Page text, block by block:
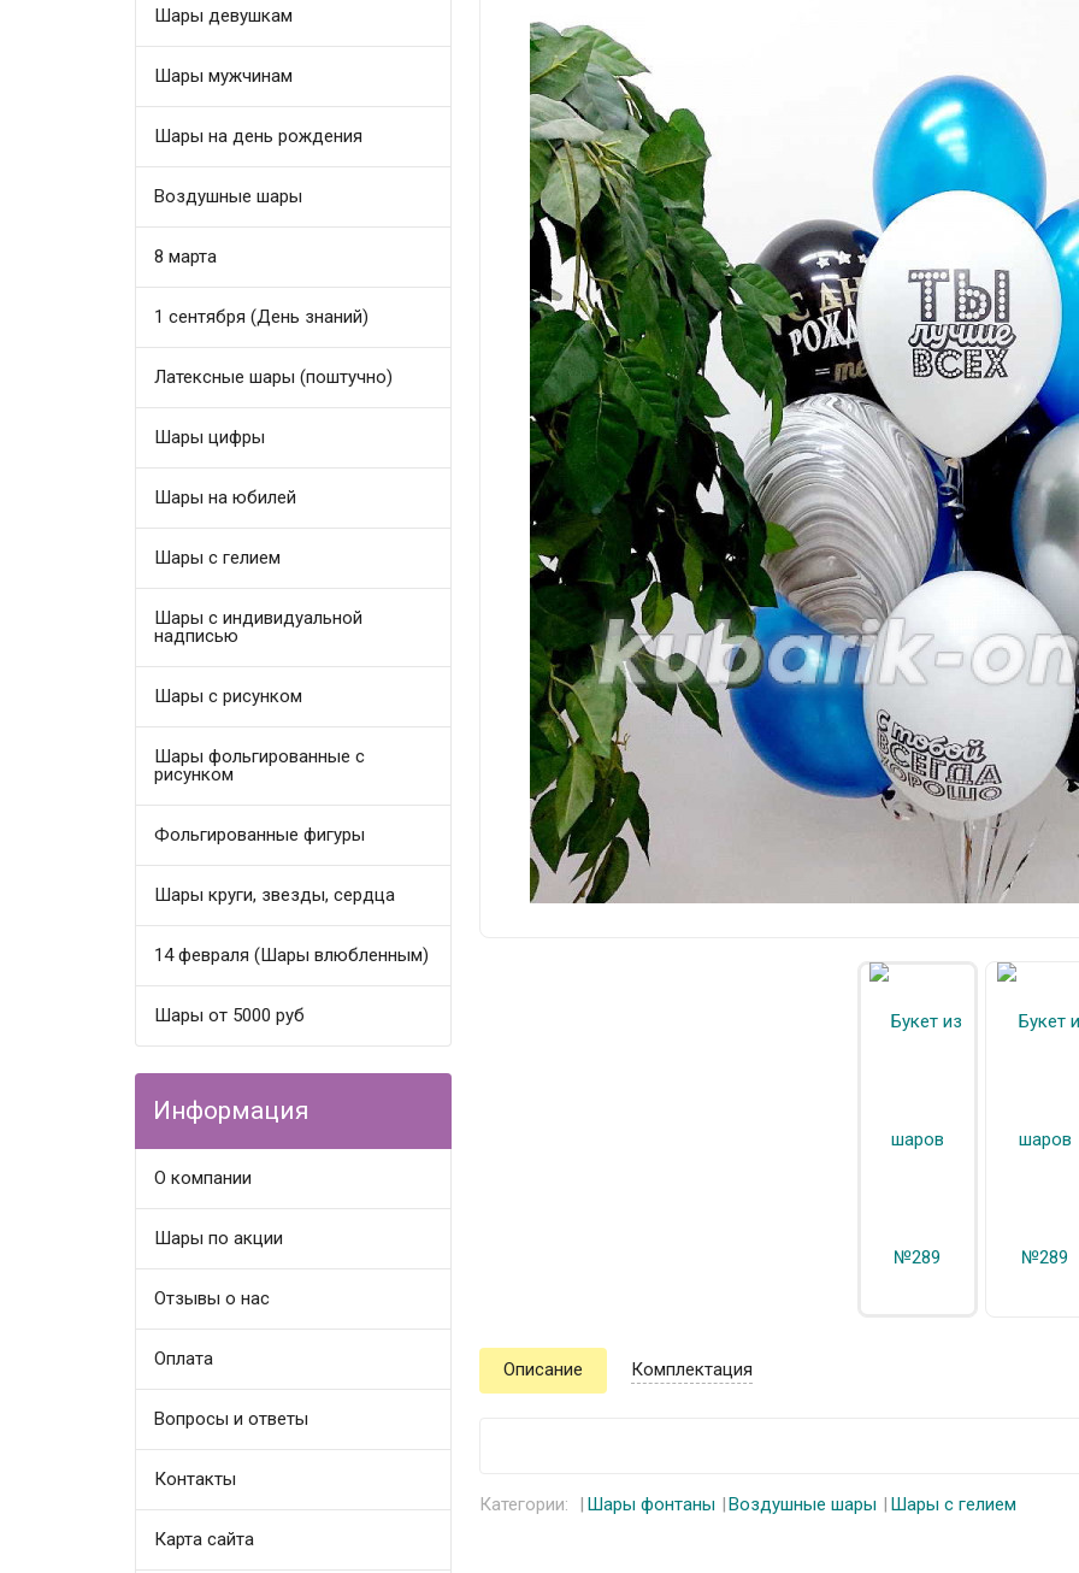
Шары девушкам
Шары мужчинам
Шары на день рождения
Воздушные шары
8 марта
1 сентября (День знаний)
Латексные шары (поштучно)
Шары цифры
Шары на юбилей
Шары с гелием
Шары с индивидуальной
надписью
Шары с рисунком
Шары фольгированные с
рисунком
Фольгированные фигуры
Шары круги, звезды, сердца
14 февраля (Шары влюбленным)
Шары от 5000 руб
Информация
О компании
Шары по акции
Отзывы о нас
Оплата
Вопросы и ответы
Контакты
Карта сайта
Описание Комплектация
Категории: Шары фонтаны Воздушные шары Шары с гелием